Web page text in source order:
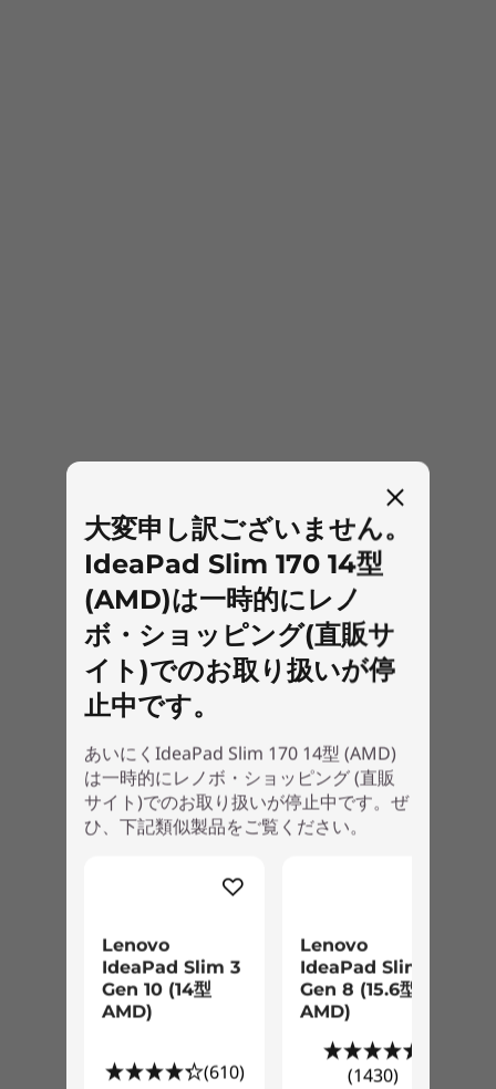
大変申し訳ございません。
IdeaPad Slim 170 14型
(AMD)は一時的にレノ
ボ・ショッピング(直販サ
イト)でのお取り扱いが停
止中です。
あいにくIdeaPad Slim 170 14型 (AMD)
は一時的にレノボ・ショッピング (直販
サイト)でのお取り扱いが停止中です。ぜ
ひ、下記類似製品をご覧ください。
Lenovo
IdeaPad Slim 3
Gen 10 (14型
AMD)
(610)
Lenovo
IdeaPad Slim 3
Gen 8 (15.6型
AMD)
(1430)